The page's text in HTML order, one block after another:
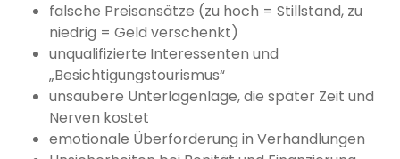
falsche Preisansätze (zu hoch = Stillstand, zu
niedrig = Geld verschenkt)
unqualifizierte Interessenten und
„Besichtigungstourismus“
unsaubere Unterlagenlage, die später Zeit und
Nerven kostet
emotionale Überforderung in Verhandlungen